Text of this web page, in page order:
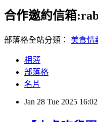
合作邀約信箱
部落格全站分類： 美食情
相簿
部落格
名片
Jan 28 Tue 2025 16:02